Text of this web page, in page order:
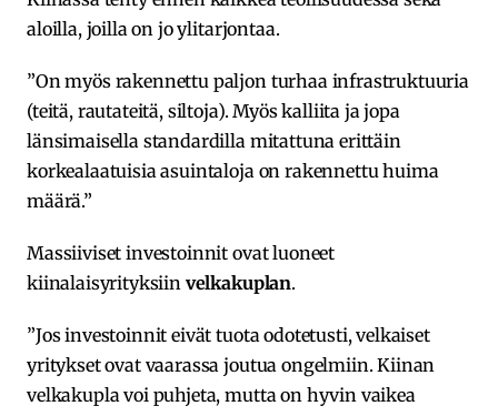
aloilla, joilla on jo ylitarjontaa.
”On myös rakennettu paljon turhaa infrastruktuuria
(teitä, rautateitä, siltoja). Myös kalliita ja jopa
länsimaisella standardilla mitattuna erittäin
korkealaatuisia asuintaloja on rakennettu huima
määrä.”
Massiiviset investoinnit ovat luoneet
kiinalaisyrityksiin velkakuplan.
”Jos investoinnit eivät tuota odotetusti, velkaiset
yritykset ovat vaarassa joutua ongelmiin. Kiinan
velkakupla voi puhjeta, mutta on hyvin vaikea